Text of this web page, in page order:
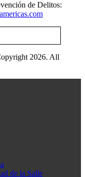
de Delitos:
2026. All
de la Salle